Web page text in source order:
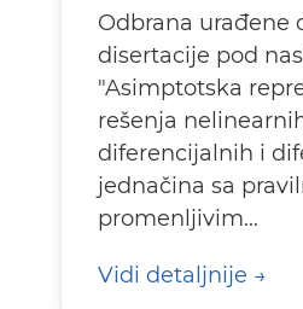
Odbrana urađene
disertacije pod
"Asimptotska
rešenja
diferencijalnih i
jednačina sa
promenljivim...
Vidi detaljnije